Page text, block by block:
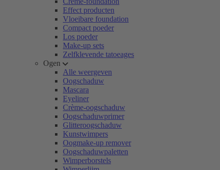
Effect producten
Vloeibare foundation
Compact poeder
Los poeder
Make-up sets
Zelfklevende tatoeages
Ogen
Alle weergeven
Oogschaduw
Mascara
Eyeliner
Crème-oogschaduw
Oogschaduwprimer
Glitteroogschaduw
Kunstwimpers
Oogmake-up remover
Oogschaduwpaletten
Wimperborstels